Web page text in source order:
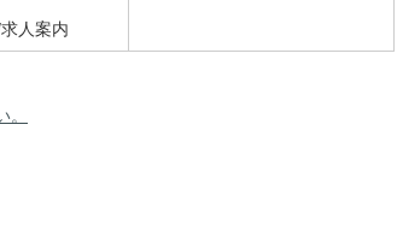
人案内